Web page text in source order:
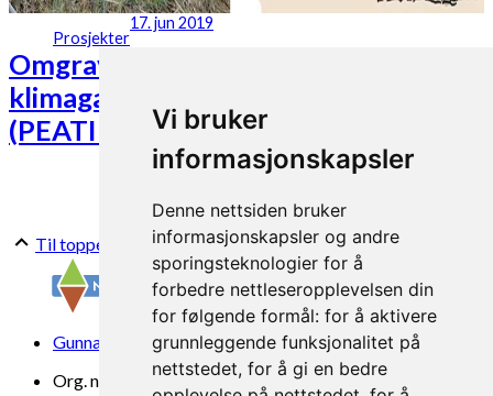
Vi bruker
informasjonskapsler
Denne nettsiden bruker
informasjonskapsler og andre
sporingsteknologier for å
forbedre nettleseropplevelsen din
for følgende formål: for å aktivere
grunnleggende funksjonalitet på
nettstedet, for å gi en bedre
Prosjekter
17. jun 2019
Omgraving av myr for å redusere
klimagassutslepp frå organisk jord
(PEATINVERT)
Til toppen
Gunnars veg 6, 6630 Tingvoll
Org. nr. 969 840 383